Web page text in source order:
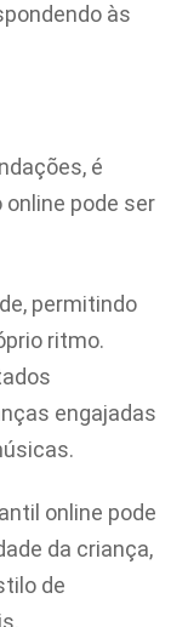
às
é
pode ser
permitindo
ritmo.
engajadas
online pode
da criança,
de